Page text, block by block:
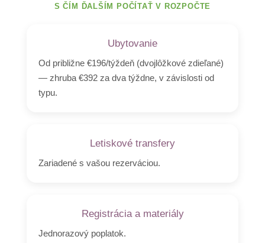
S ČÍM ĎALŠÍM POČÍTAŤ V ROZPOČTE
Ubytovanie
Od približne €196/týždeň (dvojlôžkové zdieľané)
— zhruba €392 za dva týždne, v závislosti od
typu.
Letiskové transfery
Zariadené s vašou rezerváciou.
Registrácia a materiály
Jednorazový poplatok.